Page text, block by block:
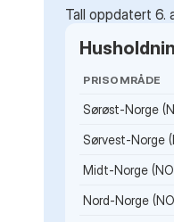
Tall oppdatert 6.
PRISOMRÅDE
Sørøst-Norge
Sørvest-Norge
Midt-Norge
Nord-Norge